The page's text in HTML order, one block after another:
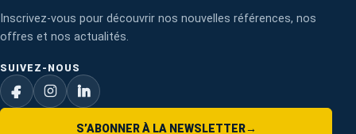
Inscrivez-vous pour découvrir nos nouvelles références, nos
offres et nos actualités.
SUIVEZ-NOUS
S’ABONNER À LA NEWSLETTER→